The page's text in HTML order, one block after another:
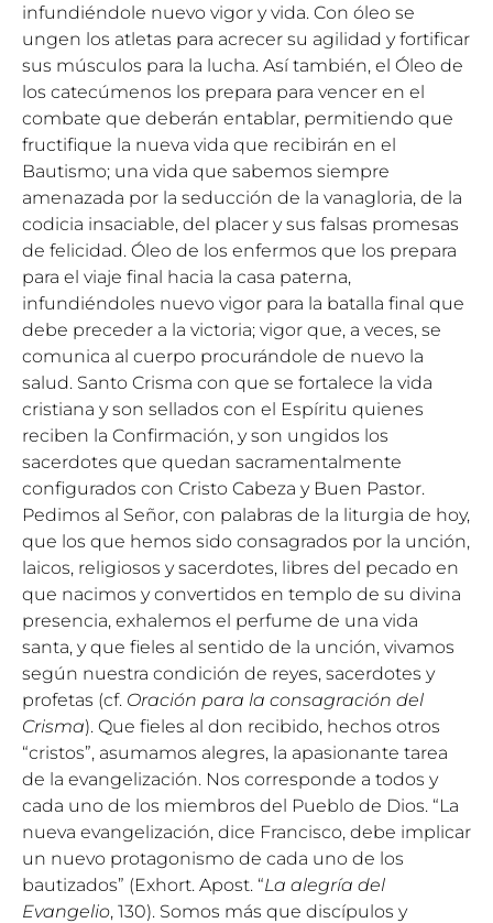
infundiéndole nuevo vigor y vida. Con óleo se
ungen los atletas para acrecer su agilidad y fortificar
sus músculos para la lucha. Así también, el Óleo de
los catecúmenos los prepara para vencer en el
combate que deberán entablar, permitiendo que
fructifique la nueva vida que recibirán en el
Bautismo; una vida que sabemos siempre
amenazada por la seducción de la vanagloria, de la
codicia insaciable, del placer y sus falsas promesas
de felicidad. Óleo de los enfermos que los prepara
para el viaje final hacia la casa paterna,
infundiéndoles nuevo vigor para la batalla final que
debe preceder a la victoria; vigor que, a veces, se
comunica al cuerpo procurándole de nuevo la
salud. Santo Crisma con que se fortalece la vida
cristiana y son sellados con el Espíritu quienes
reciben la Confirmación, y son ungidos los
sacerdotes que quedan sacramentalmente
configurados con Cristo Cabeza y Buen Pastor.
Pedimos al Señor, con palabras de la liturgia de hoy,
que los que hemos sido consagrados por la unción,
laicos, religiosos y sacerdotes, libres del pecado en
que nacimos y convertidos en templo de su divina
presencia, exhalemos el perfume de una vida
santa, y que fieles al sentido de la unción, vivamos
según nuestra condición de reyes, sacerdotes y
profetas (cf. Oración para la consagración del
Crisma). Que fieles al don recibido, hechos otros
“cristos”, asumamos alegres, la apasionante tarea
de la evangelización. Nos corresponde a todos y
cada uno de los miembros del Pueblo de Dios. “La
nueva evangelización, dice Francisco, debe implicar
un nuevo protagonismo de cada uno de los
bautizados” (Exhort. Apost. “La alegría del
Evangelio, 130). Somos más que discípulos y